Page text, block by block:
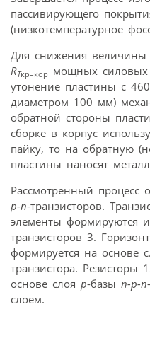
пассивирующего
(низкотемпературное
Для снижения величины
RТкр–кор мощных силовых
утонение пластины с
диаметром 100 мм)
обратной стороны
сборке в корпус
пайку, то на обратную
пластины наносят
Рассмотренный процесс
p-n-транзисторов.
элементы формируются
транзисторов 3.
формируется на основе
транзистора. Резисторы
основе слоя p-базы n-p-n
слоем.